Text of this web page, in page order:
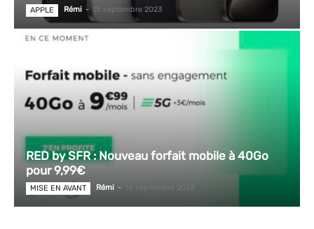
APPLE Rémi - 15 septembre 2023
RED by SFR : Nouveau forfait mobile à 40Go
pour 9,99€
MISE EN AVANT Rémi - 14 septembre 2023